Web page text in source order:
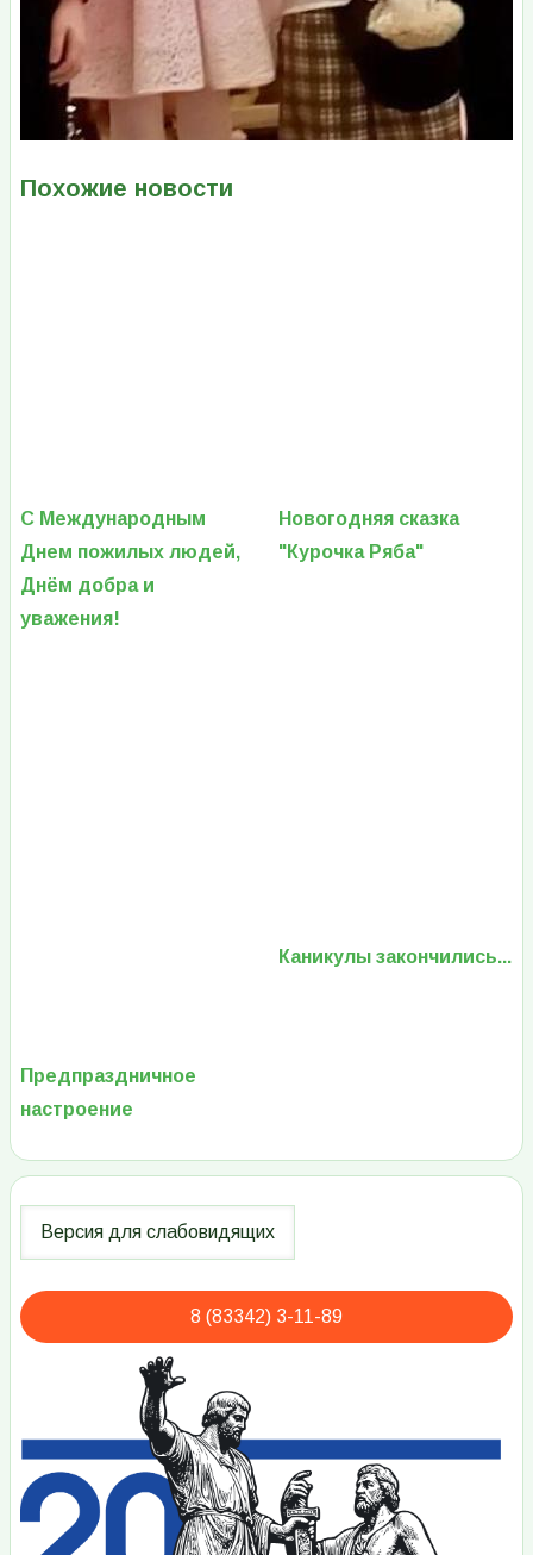
Похожие новости
С Международным
Днем пожилых людей,
Днём добра и
уважения!
Новогодняя сказка
"Курочка Ряба"
Предпраздничное
настроение
Каникулы закончились...
8 (83342) 3-11-89